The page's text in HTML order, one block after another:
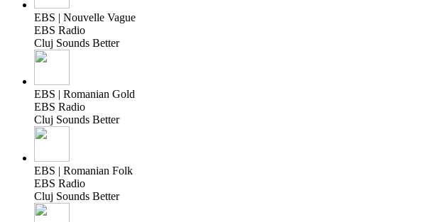
EBS | Nouvelle Vague
EBS Radio
Cluj Sounds Better
EBS | Romanian Gold
EBS Radio
Cluj Sounds Better
EBS | Romanian Folk
EBS Radio
Cluj Sounds Better